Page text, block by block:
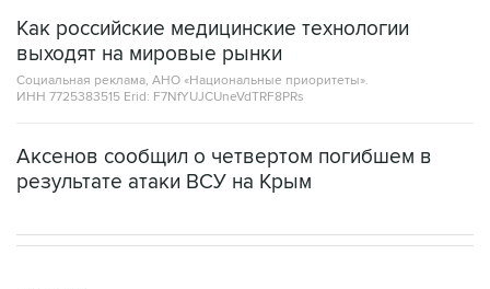
Как российские медицинские технологии
выходят на мировые рынки
Социальная реклама, АНО «Национальные приоритеты».
ИНН 7725383515 Erid: F7NfYUJCUneVdTRF8PRs
Аксенов сообщил о четвертом погибшем в
результате атаки ВСУ на Крым